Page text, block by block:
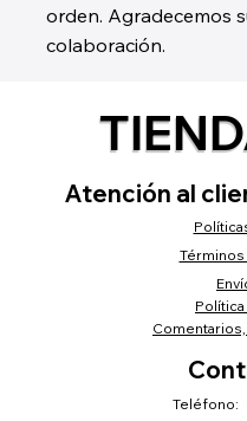
orden. Agradecemos
colaboración.
Atención al
Teléfono: